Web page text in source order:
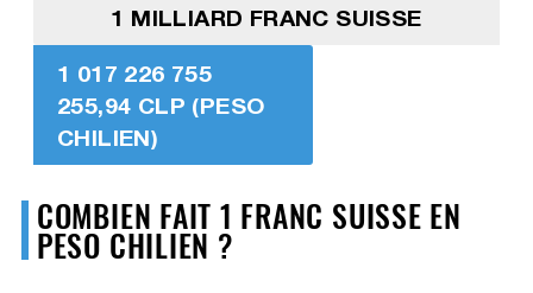
1 MILLIARD FRANC SUISSE
1 017 226 755
255,94 CLP (PESO
CHILIEN)
COMBIEN FAIT 1 FRANC SUISSE EN
PESO CHILIEN ?